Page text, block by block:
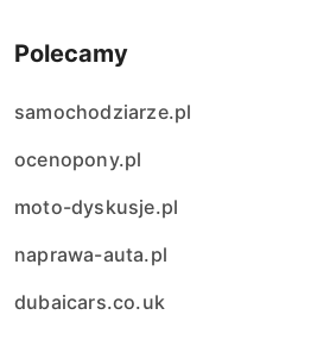
Polecamy
samochodziarze.pl
ocenopony.pl
moto-dyskusje.pl
naprawa-auta.pl
dubaicars.co.uk